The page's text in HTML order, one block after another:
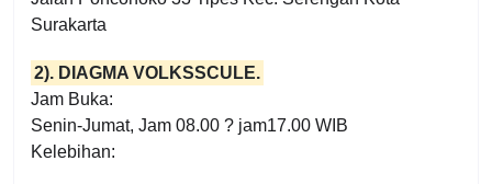
Surakarta
2). DIAGMA VOLKSSCULE.
Jam Buka:
Senin-Jumat, Jam 08.00 ? jam17.00 WIB
Kelebihan: